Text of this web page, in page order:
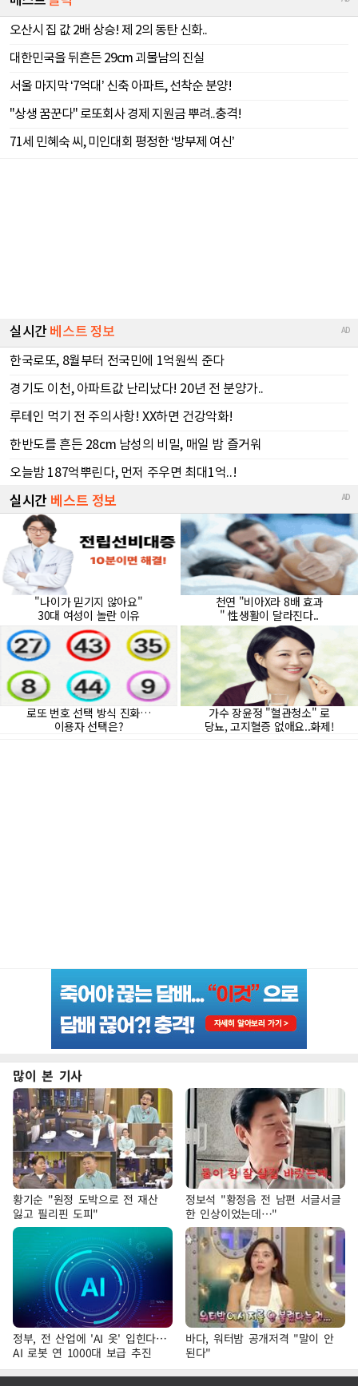
많이 본 기사
황기순 "원정 도박으로 전 재산
잃고 필리핀 도피"
정보석 "황정음 전 남편 서글서글
한 인상이었는데…"
정부, 전 산업에 'AI 옷' 입힌다…
AI 로봇 연 1000대 보급 추진
바다, 워터밤 공개저격 "말이 안
된다"